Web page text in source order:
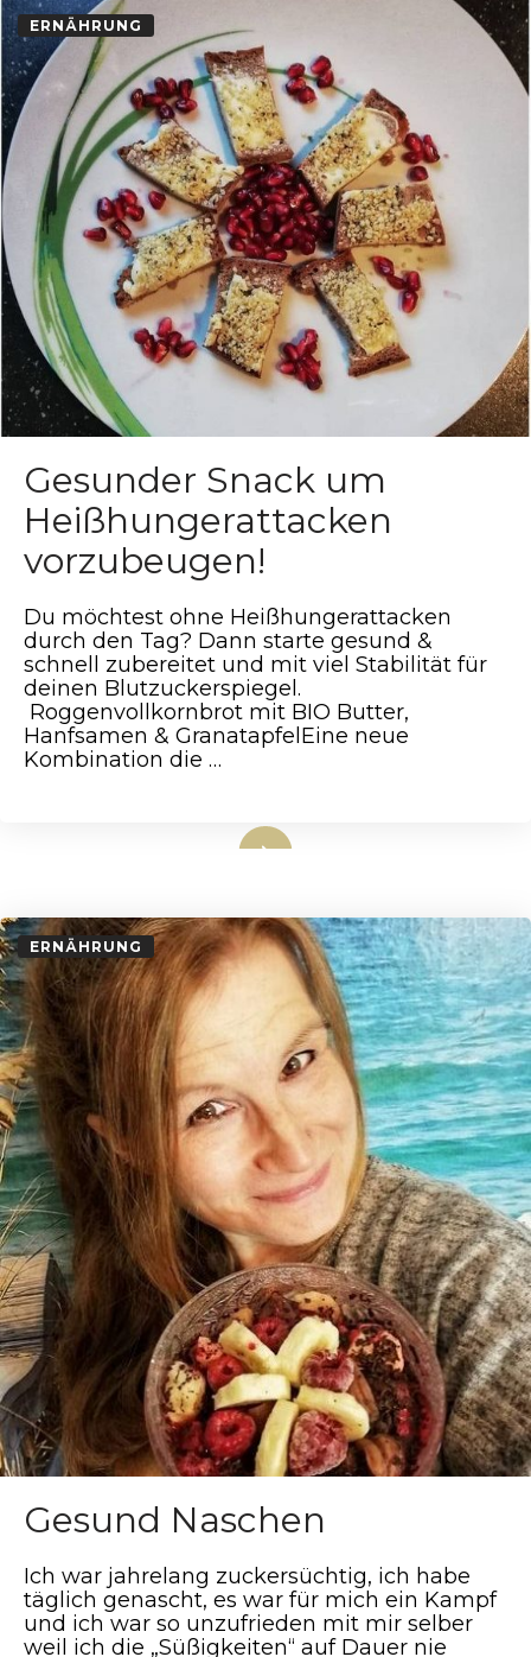
ERNÄHRUNG
Gesunder Snack um
Heißhungerattacken
vorzubeugen!
Du möchtest ohne Heißhungerattacken
durch den Tag? Dann starte gesund &
schnell zubereitet und mit viel Stabilität für
deinen Blutzuckerspiegel.
Roggenvollkornbrot mit BIO Butter,
Hanfsamen & GranatapfelEine neue
Kombination die …
ERNÄHRUNG
Gesund Naschen
Ich war jahrelang zuckersüchtig, ich habe
täglich genascht, es war für mich ein Kampf
und ich war so unzufrieden mit mir selber
weil ich die „Süßigkeiten“ auf Dauer nie